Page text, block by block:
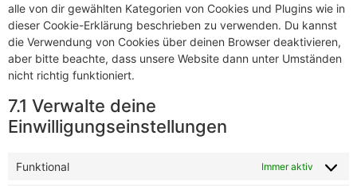
alle von dir gewählten Kategorien von Cookies und Plugins wie in
dieser Cookie-Erklärung beschrieben zu verwenden. Du kannst
die Verwendung von Cookies über deinen Browser deaktivieren,
aber bitte beachte, dass unsere Website dann unter Umständen
nicht richtig funktioniert.
7.1 Verwalte deine
Einwilligungseinstellungen
Funktional Immer aktiv